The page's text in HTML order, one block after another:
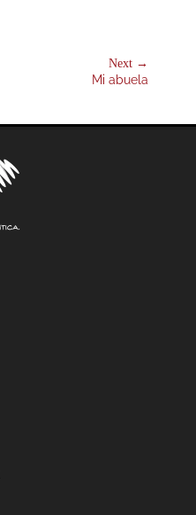
Next →
Mi abuela